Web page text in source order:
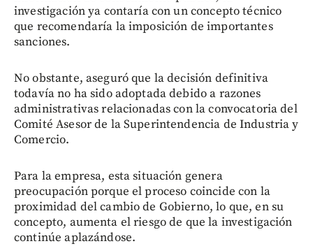
investigación ya contaría con un concepto técnico
que recomendaría la imposición de importantes
sanciones.
No obstante, aseguró que la decisión definitiva
todavía no ha sido adoptada debido a razones
administrativas relacionadas con la convocatoria del
Comité Asesor de la Superintendencia de Industria y
Comercio.
Para la empresa, esta situación genera
preocupación porque el proceso coincide con la
proximidad del cambio de Gobierno, lo que, en su
concepto, aumenta el riesgo de que la investigación
continúe aplazándose.